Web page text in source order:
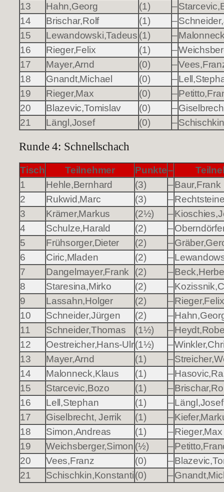
13
Hahn,Georg (1) –
14
Brischar,Rolf (1) –
15
Lewandowski,Tadeus (1) –
16
Rieger,Felix (1) –
17
Mayer,Arnd (0) –
18
Gnandt,Michael (0) –
19
Rieger,Max (0) –
20
Blazevic,Tomislav (0) –
21
Längl,Josef (0) –
Runde 4: Schnellschach
Tisch Teilnehmer Punkte–
1
Hehle,Bernhard (3) –Baur,Frank
2
Rukwid,Marc (3) –
3
Krämer,Markus (2½) –
4
Schulze,Harald (2) –
5
Frühsorger,Dieter (2) –
6
Ciric,Mladen (2) –
7
Dangelmayer,Frank (2) –
8
Staresina,Mirko (2) –
9
Lassahn,Holger (2) –Rieger,Felix
10
Schneider,Jürgen (2) –
11
Schneider,Thomas (1½) –
12
Oestreicher,Hans-Ulr(1½) –
13
Mayer,Arnd (1) –
14
Malonneck,Klaus (1) –
15
Starcevic,Bozo (1) –
16
Lell,Stephan (1) –Längl,Josef
17
Giselbrecht, Jerrik (1) –
18
Simon,Andreas (1) –Rieger,Max
19
Weichsberger,Simon (½) –
20
Vees,Franz (0) –
21
Schischkin,Konstanti(0) –